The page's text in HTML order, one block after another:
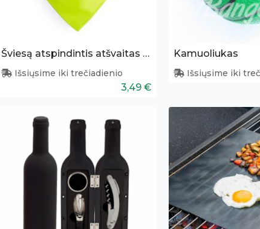
Šviesą atspindintis atšvaitas šunims
Išsiųsime iki trečiadienio
3,49 €
Kamuoliukas
Išsiųsime iki